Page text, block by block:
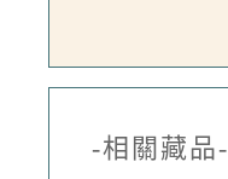
-相關藏品-